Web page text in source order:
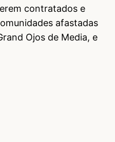
contratados e
afastadas
Ojos de Media, e